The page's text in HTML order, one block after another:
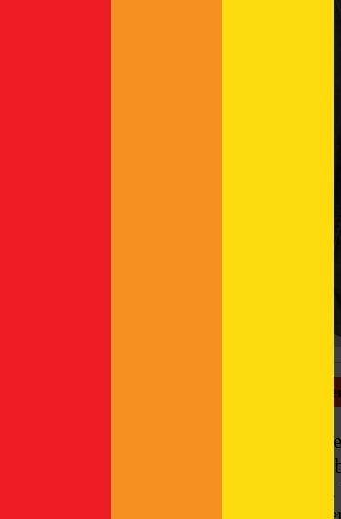
HHopcast – alle
Bier-Wein-Hybriden sind
vom Endt oder Mikkeler
Ergebnisse? Wir haben